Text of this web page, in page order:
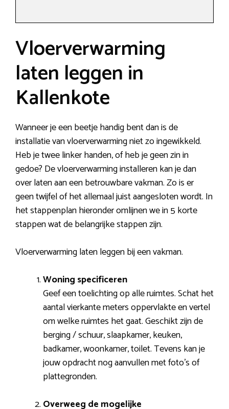
Vloerverwarming
laten leggen in
Kallenkote
Wanneer je een beetje handig bent dan is de
installatie van vloerverwarming niet zo ingewikkeld.
Heb je twee linker handen, of heb je geen zin in
gedoe? De vloerverwarming installeren kan je dan
over laten aan een betrouwbare vakman. Zo is er
geen twijfel of het allemaal juist aangesloten wordt. In
het stappenplan hieronder omlijnen we in 5 korte
stappen wat de belangrijke stappen zijn.
Vloerverwarming laten leggen bij een vakman.
Woning specificeren
Geef een toelichting op alle ruimtes. Schat het
aantal vierkante meters oppervlakte en vertel
om welke ruimtes het gaat. Geschikt zijn de
berging / schuur, slaapkamer, keuken,
badkamer, woonkamer, toilet. Tevens kan je
jouw opdracht nog aanvullen met foto’s of
plattegronden.
Overweeg de mogelijke